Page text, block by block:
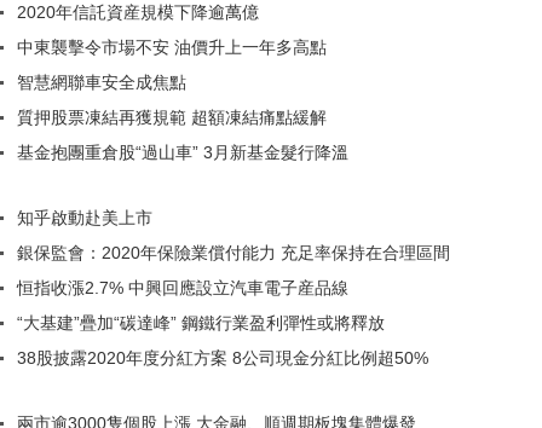
2020年信託資産規模下降逾萬億
中東襲擊令市場不安 油價升上一年多高點
智慧網聯車安全成焦點
質押股票凍結再獲規範 超額凍結痛點緩解
基金抱團重倉股“過山車” 3月新基金髮行降溫
知乎啟動赴美上市
銀保監會：2020年保險業償付能力 充足率保持在合理區間
恒指收漲2.7% 中興回應設立汽車電子産品線
“大基建”疊加“碳達峰” 鋼鐵行業盈利彈性或將釋放
38股披露2020年度分紅方案 8公司現金分紅比例超50%
兩市逾3000隻個股上漲 大金融、順週期板塊集體爆發